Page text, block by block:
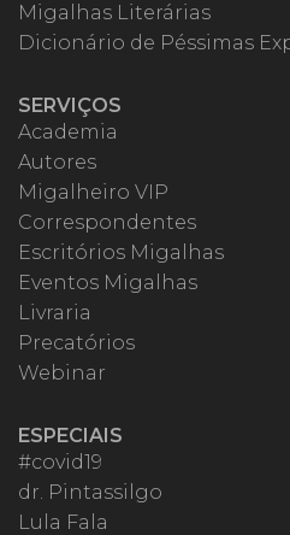
Migalhas Literárias
Dicionário de Péssimas
SERVIÇOS
Academia
Autores
Migalheiro VIP
Correspondentes
Escritórios Migalhas
Eventos Migalhas
Livraria
Precatórios
Webinar
ESPECIAIS
#covid19
dr. Pintassilgo
Lula Fala